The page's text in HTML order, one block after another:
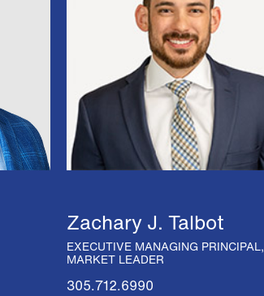
Zachary J. Talbot
EXECUTIVE MANAGING PRINCIPAL,
MARKET LEADER
305.712.6990